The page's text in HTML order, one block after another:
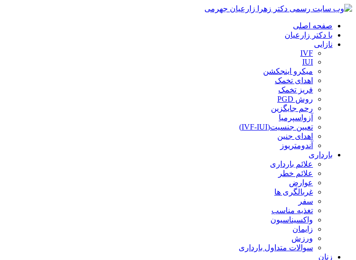
صفحه اصلی
با دکتر زارعیان
نازایی
IVF
IUI
میکرو اینجکشن
اهدای تخمک
فریز تخمک
روش PGD
رحم جایگزین
آزواسپرمیا
تعیین جنسیت(IVF-IUI)
اهدای جنین
آندومتریوز
بارداری
علائم بارداری
علائم خطر
عوارض
غربالگری ها
سفر
تغذیه مناسب
واکسیناسیون
زایمان
ورزش
سوالات متداول بارداری
زنان